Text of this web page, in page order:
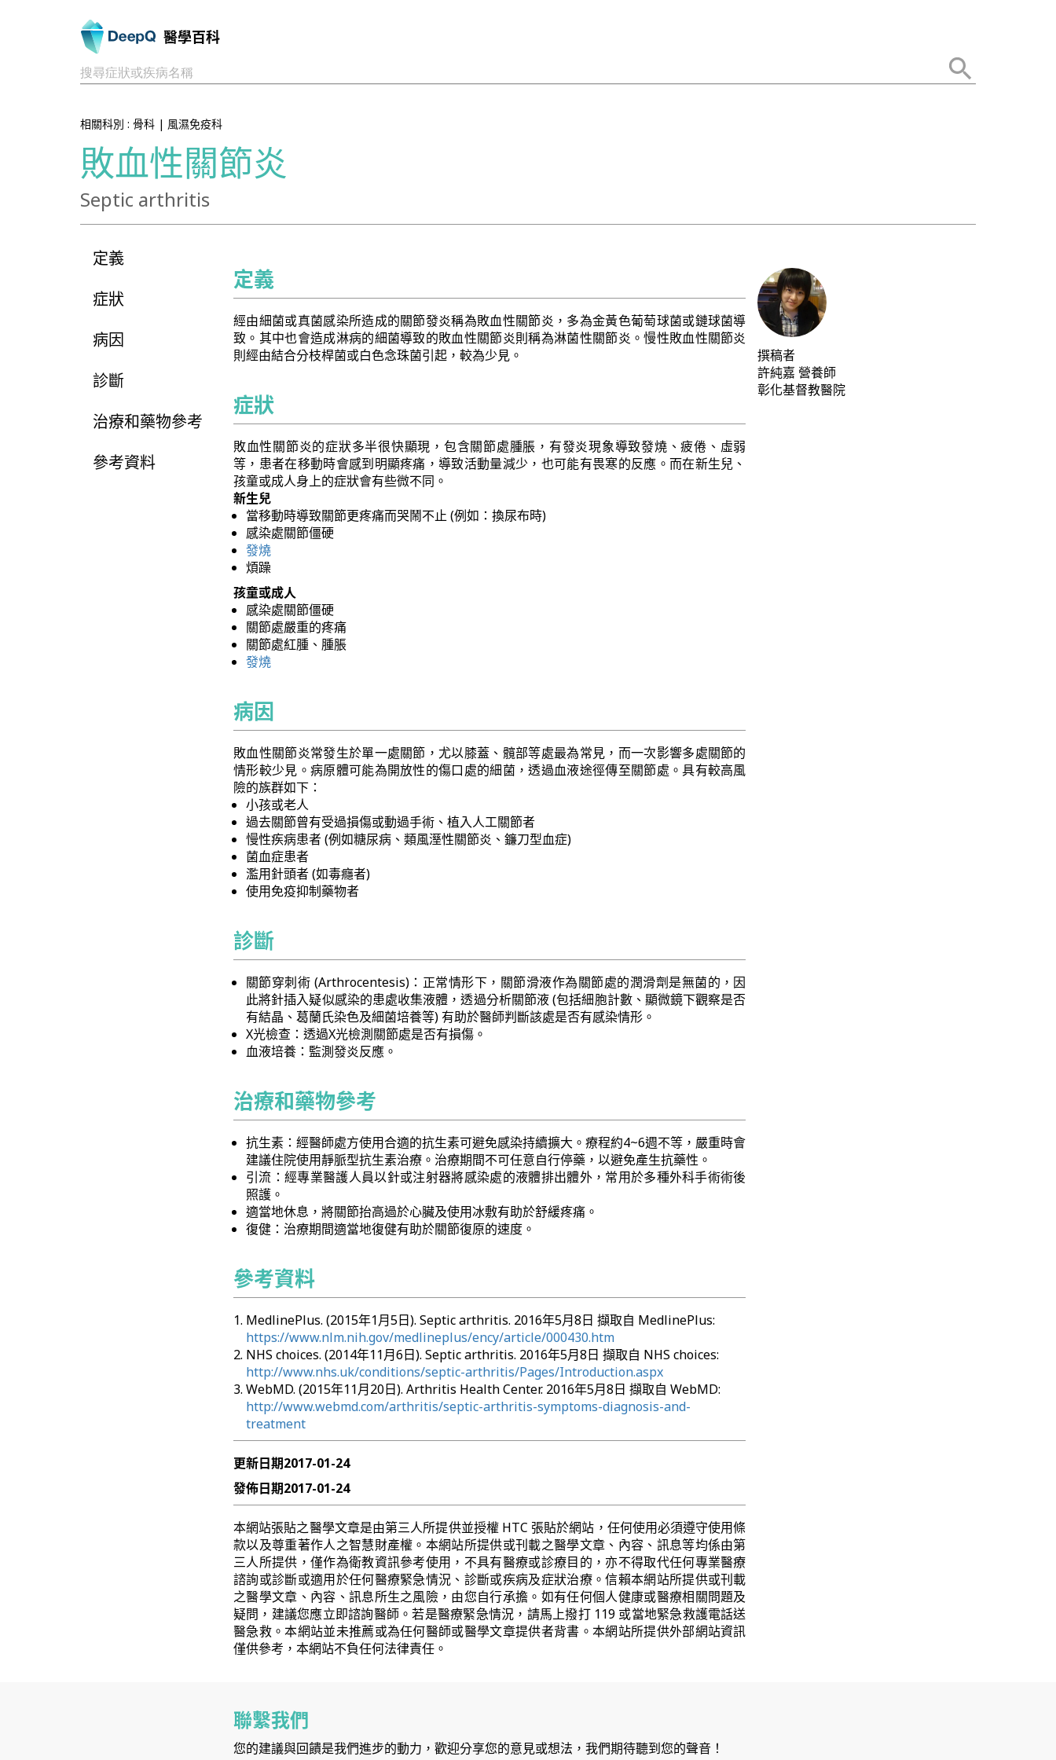
醫學百科
搜尋症狀或疾病名稱
相關科別 : 骨科 | 風濕免疫科
敗血性關節炎
Septic arthritis
定義
症狀
病因
診斷
治療和藥物參考
參考資料
定義
經由細菌或真菌感染所造成的關節發炎稱為敗血性關節炎，多為金黃色葡萄球菌或鏈球菌導
致。其中也會造成淋病的細菌導致的敗血性關節炎則稱為淋菌性關節炎。慢性敗血性關節炎
則經由結合分枝桿菌或白色念珠菌引起，較為少見。
症狀
敗血性關節炎的症狀多半很快顯現，包含關節處腫脹，有發炎現象導致發燒、疲倦、虛弱
等，患者在移動時會感到明顯疼痛，導致活動量減少，也可能有畏寒的反應。而在新生兒、
孩童或成人身上的症狀會有些微不同。
新生兒
當移動時導致關節更疼痛而哭鬧不止 (例如：換尿布時)
感染處關節僵硬
發燒
煩躁
孩童或成人
感染處關節僵硬
關節處嚴重的疼痛
關節處紅腫、腫脹
發燒
病因
敗血性關節炎常發生於單一處關節，尤以膝蓋、髖部等處最為常見，而一次影響多處關節的
情形較少見。病原體可能為開放性的傷口處的細菌，透過血液途徑傳至關節處。具有較高風
險的族群如下：
小孩或老人
過去關節曾有受過損傷或動過手術、植入人工關節者
慢性疾病患者 (例如糖尿病、類風溼性關節炎、鐮刀型血症)
菌血症患者
濫用針頭者 (如毒癮者)
使用免疫抑制藥物者
診斷
關節穿刺術 (Arthrocentesis)：正常情形下，關節滑液作為關節處的潤滑劑是無菌的，因
此將針插入疑似感染的患處收集液體，透過分析關節液 (包括細胞計數、顯微鏡下觀察是否
有結晶、葛蘭氏染色及細菌培養等) 有助於醫師判斷該處是否有感染情形。
X光檢查：透過X光檢測關節處是否有損傷。
血液培養：監測發炎反應。
治療和藥物參考
抗生素：經醫師處方使用合適的抗生素可避免感染持續擴大。療程約4~6週不等，嚴重時會
建議住院使用靜脈型抗生素治療。治療期間不可任意自行停藥，以避免產生抗藥性。
引流：經專業醫護人員以針或注射器將感染處的液體排出體外，常用於多種外科手術術後
照護。
適當地休息，將關節抬高過於心臟及使用冰敷有助於舒緩疼痛。
復健：治療期間適當地復健有助於關節復原的速度。
參考資料
MedlinePlus. (2015年1月5日). Septic arthritis. 2016年5月8日 擷取自 MedlinePlus:
https://www.nlm.nih.gov/medlineplus/ency/article/000430.htm
NHS choices. (2014年11月6日). Septic arthritis. 2016年5月8日 擷取自 NHS choices:
http://www.nhs.uk/conditions/septic-arthritis/Pages/Introduction.aspx
WebMD. (2015年11月20日). Arthritis Health Center. 2016年5月8日 擷取自 WebMD:
http://www.webmd.com/arthritis/septic-arthritis-symptoms-diagnosis-and-
treatment
更新日期2017-01-24
發佈日期2017-01-24
本網站張貼之醫學文章是由第三人所提供並授權 HTC 張貼於網站，任何使用必須遵守使用條
款以及尊重著作人之智慧財產權。本網站所提供或刊載之醫學文章、內容、訊息等均係由第
三人所提供，僅作為衛教資訊參考使用，不具有醫療或診療目的，亦不得取代任何專業醫療
諮詢或診斷或適用於任何醫療緊急情況、診斷或疾病及症狀治療。信賴本網站所提供或刊載
之醫學文章、內容、訊息所生之風險，由您自行承擔。如有任何個人健康或醫療相關問題及
疑問，建議您應立即諮詢醫師。若是醫療緊急情況，請馬上撥打 119 或當地緊急救護電話送
醫急救。本網站並未推薦或為任何醫師或醫學文章提供者背書。本網站所提供外部網站資訊
僅供參考，本網站不負任何法律責任。
撰稿者
許純嘉 營養師
彰化基督教醫院
聯繫我們
您的建議與回饋是我們進步的動力，歡迎分享您的意見或想法，我們期待聽到您的聲音！